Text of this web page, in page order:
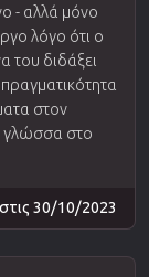
- αλλά μόνο
λόγο ότι ο
του διδάξει
στον
γλώσσα στο
στις 30/10/2023